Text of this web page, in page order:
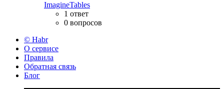
ImagineTables
1 ответ
0 вопросов
© Habr
О сервисе
Правила
Обратная связь
Блог